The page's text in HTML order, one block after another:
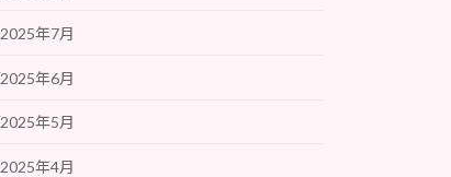
2025年7月
2025年6月
2025年5月
2025年4月